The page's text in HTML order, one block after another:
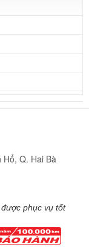
Q. Hai Bà
phục vụ tốt